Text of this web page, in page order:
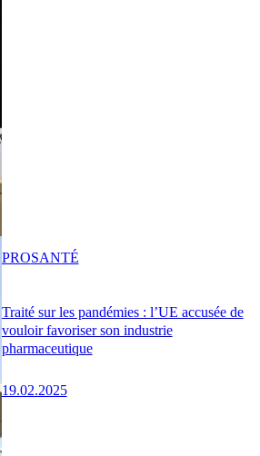
Traité sur les pandémies : l’UE accusée de
vouloir favoriser son industrie
pharmaceutique
19.02.2025
PROSANTÉ